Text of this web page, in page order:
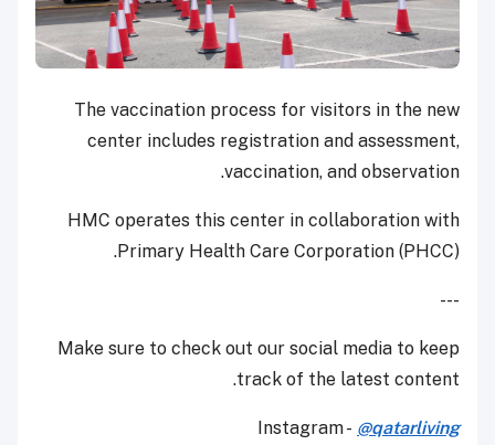
The vaccination process for visitors in the new
center includes registration and assessment,
vaccination, and observation.
HMC operates this center in collaboration with
Primary Health Care Corporation (PHCC).
---
Make sure to check out our social media to keep
track of the latest content.
Instagram - @qatarliving